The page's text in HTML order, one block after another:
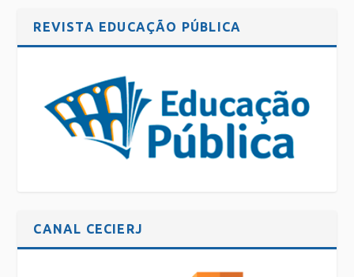
REVISTA EDUCAÇÃO PÚBLICA
CANAL CECIERJ